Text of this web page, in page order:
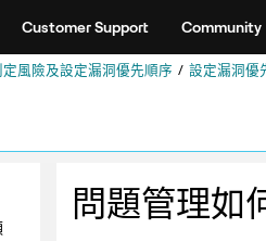
Customer Support Community
風險及設定漏洞優先順序 設定漏洞優
問題管理如